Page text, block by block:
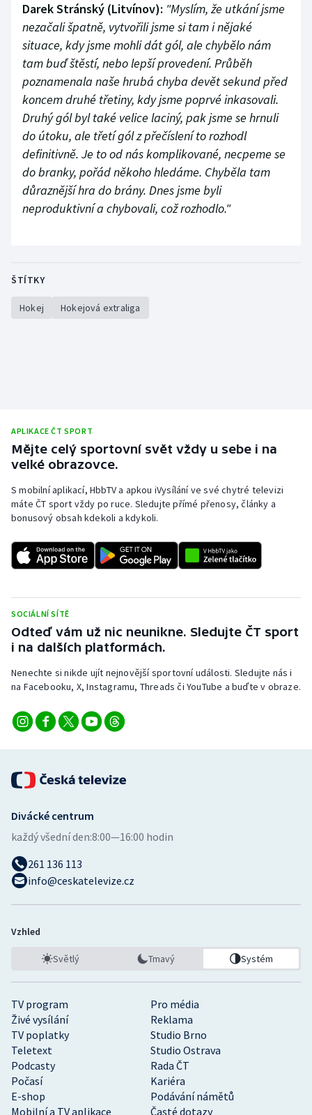
Darek Stránský (Litvínov): "Myslím, že utkání jsme
nezačali špatně, vytvořili jsme si tam i nějaké
situace, kdy jsme mohli dát gól, ale chybělo nám
tam buď štěstí, nebo lepší provedení. Průběh
poznamenala naše hrubá chyba devět sekund před
koncem druhé třetiny, kdy jsme poprvé inkasovali.
Druhý gól byl také velice laciný, pak jsme se hrnuli
do útoku, ale třetí gól z přečíslení to rozhodl
definitivně. Je to od nás komplikované, necpeme se
do branky, pořád někoho hledáme. Chyběla tam
důraznější hra do brány. Dnes jsme byli
neproduktivní a chybovali, což rozhodlo."
ŠTÍTKY
Hokej Hokejová extraliga
APLIKACE ČT SPORT
Mějte celý sportovní svět vždy u sebe i na
velké obrazovce.
S mobilní aplikací, HbbTV a apkou iVysílání ve své chytré televizi
máte ČT sport vždy po ruce. Sledujte přímé přenosy, články a
bonusový obsah kdekoli a kdykoli.
SOCIÁLNÍ SÍTĚ
Odteď vám už nic neunikne. Sledujte ČT sport
i na dalších platformách.
Nenechte si nikde ujít nejnovější sportovní události. Sledujte nás i
na Facebooku, X, Instagramu, Threads či YouTube a buďte v obraze.
TV program
Pro média
Živé vysílání
Reklama
TV poplatky
Studio Brno
Teletext
Studio Ostrava
Podcasty
Rada ČT
Počasí
Kariéra
E-shop
Podávání námětů
Mobilní a TV aplikace
Časté dotazy
Divácké centrum
každý všední den:8:00—16:00 hodin
261 136 113
info@ceskatelevize.cz
Vzhled
Světlý Tmavý Systém